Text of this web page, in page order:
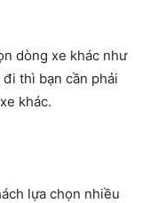
dòng xe khác như
thì bạn cần phải
khác.
lựa chọn nhiều